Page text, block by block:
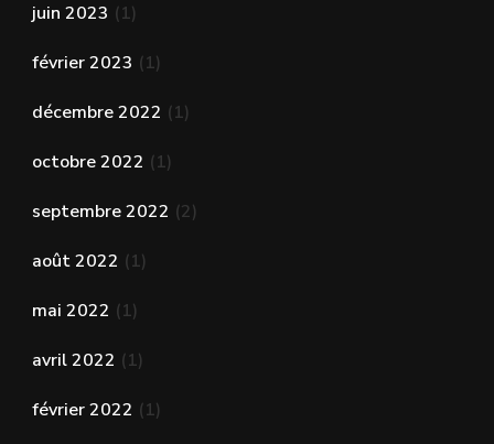
juin 2023 (1)
février 2023 (1)
décembre 2022 (1)
octobre 2022 (1)
septembre 2022 (2)
août 2022 (1)
mai 2022 (1)
avril 2022 (1)
février 2022 (1)